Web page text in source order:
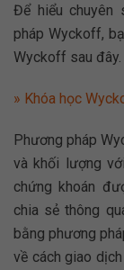
Để hiểu chuyên
pháp Wyckoff,
Wyckoff sau đây.
» Khóa học
Phương pháp
và khối lượng
chứng khoán
chia sẻ thông
bằng phương
về cách giao